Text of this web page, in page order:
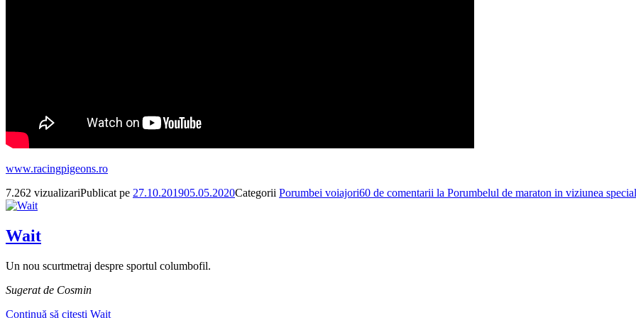
www.racingpigeons.ro
7.262 vizualizariPublicat pe 27.10.201905.05.2020Categorii Porumbei voiajori60 de comentarii la Porumbelul de maraton in viziunea
Wait
Un nou scurtmetraj despre sportul columbofil.
Sugerat de Cosmin
Continuă să citești Wait